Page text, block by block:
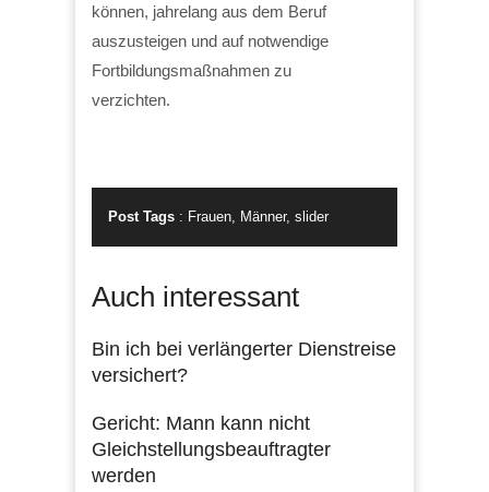
können, jahrelang aus dem Beruf
auszusteigen und auf notwendige
Fortbildungsmaßnahmen zu
verzichten.
Post Tags : Frauen Männer, slider
Auch interessant
Bin ich bei verlängerter Dienstreise
versichert?
Gericht: Mann kann nicht
Gleichstellungsbeauftragter
werden